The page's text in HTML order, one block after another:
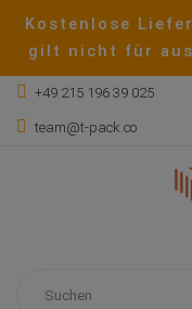
Kostenlose
gilt nicht für
+49 215 196 39 025
team@t-pack.co